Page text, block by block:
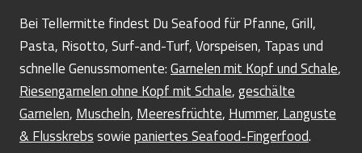
Bei Tellermitte findest Du Seafood für Pfanne, Grill,
Pasta, Risotto, Surf-and-Turf, Vorspeisen, Tapas und
schnelle Genussmomente:Garnelen mit Kopf und Schale,
Riesengarnelen ohne Kopf mit Schale,geschälte
Garnelen,Muscheln,Meeresfrüchte,Hummer, Languste
& Flusskrebssowiepaniertes Seafood-Fingerfood.